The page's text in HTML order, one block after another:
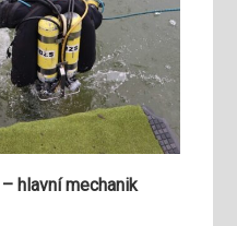
hlavní mechanik